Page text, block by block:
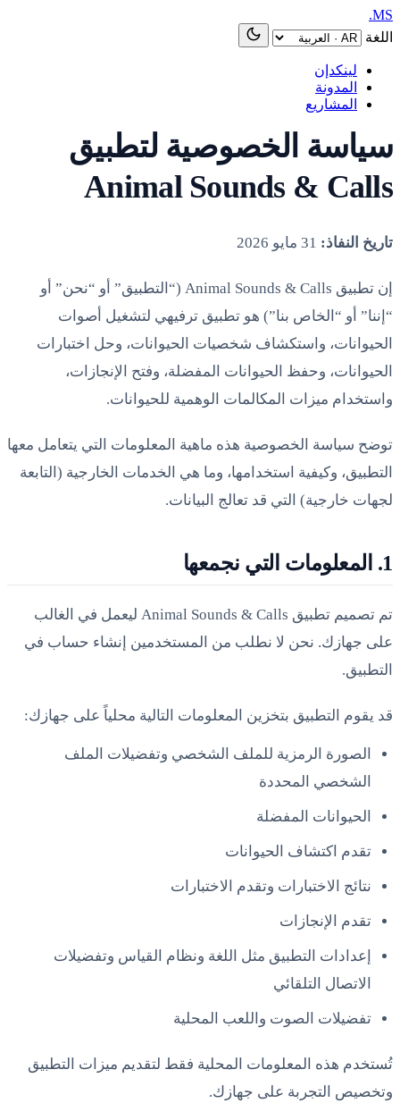
MS.
اللغة
لينكدإن
المدونة
المشاريع
سياسة الخصوصية لتطبيق
Animal Sounds & Calls
تاريخ النفاذ:
إن تطبيق Animal Sounds & Calls (“التطبيق” أو “نحن” أو
“إننا” أو “الخاص بنا”) هو تطبيق ترفيهي لتشغيل أصوات
الحيوانات، واستكشاف شخصيات الحيوانات، وحل اختبارات
الحيوانات، وحفظ الحيوانات المفضلة، وفتح الإنجازات،
واستخدام ميزات المكالمات الوهمية للحيوانات.
توضح سياسة الخصوصية هذه ماهية المعلومات التي يتعامل معها
التطبيق، وكيفية استخدامها، وما هي الخدمات الخارجية (التابعة
لجهات خارجية) التي قد تعالج البيانات.
1. المعلومات التي نجمعها
تم تصميم تطبيق Animal Sounds & Calls ليعمل في الغالب
على جهازك. نحن لا نطلب من المستخدمين إنشاء حساب في
التطبيق.
قد يقوم التطبيق بتخزين المعلومات التالية محلياً على جهازك:
الصورة الرمزية للملف الشخصي وتفضيلات الملف
الشخصي المحددة
الحيوانات المفضلة
تقدم اكتشاف الحيوانات
نتائج الاختبارات وتقدم الاختبارات
تقدم الإنجازات
إعدادات التطبيق مثل اللغة ونظام القياس وتفضيلات
الاتصال التلقائي
تفضيلات الصوت واللعب المحلية
تُستخدم هذه المعلومات المحلية فقط لتقديم ميزات التطبيق
وتخصيص التجربة على جهازك.